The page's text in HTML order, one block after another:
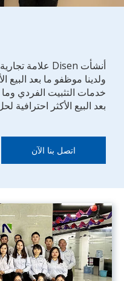
ولدينا موظفو ما بعد البيع
خدمات التثبيت الفردي
بعد البيع الأكثر
اتصل بنا الآن